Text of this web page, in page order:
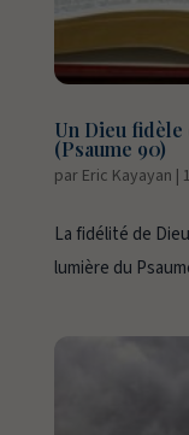
Un Dieu
(Psaume 90)
par Eric Kayayan |
La fidélité de
lumière du